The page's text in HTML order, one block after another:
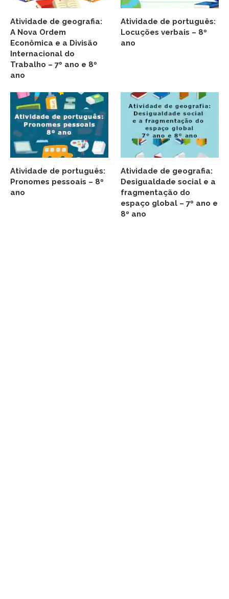
Atividade de geografia:
A Nova Ordem
Econômica e a Divisão
Internacional do
Trabalho – 7º ano e 8º
ano
Atividade de português:
Locuções verbais – 8º
ano
Atividade de português:
Pronomes pessoais – 8º
ano
Atividade de geografia:
Desigualdade social e a
fragmentação do
espaço global – 7º ano e
8º ano